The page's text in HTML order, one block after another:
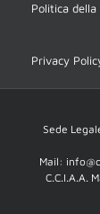
Politica
Privacy
Sede
Mail:
C.C.I.A.A.